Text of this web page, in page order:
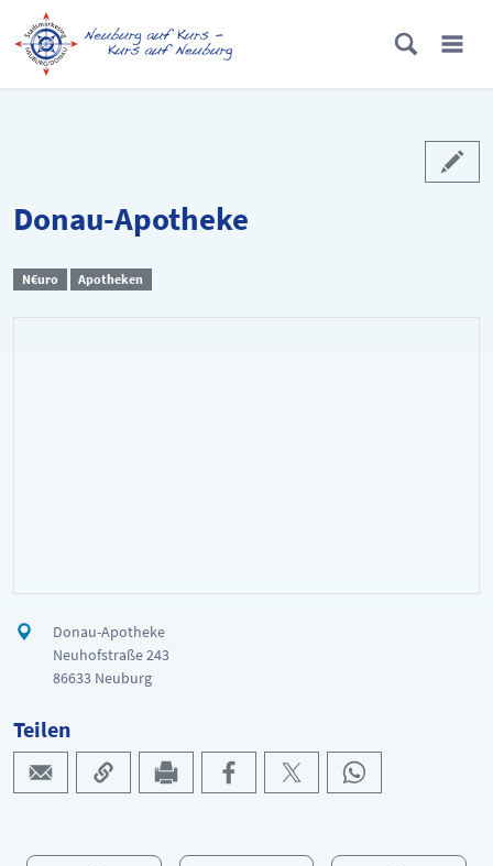
Donau-Apotheke
N€uro Apotheken
Donau-Apotheke
Neuhofstraße 243
86633 Neuburg
Teilen